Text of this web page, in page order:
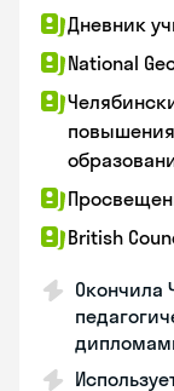
Дневник
National
British
Окончила